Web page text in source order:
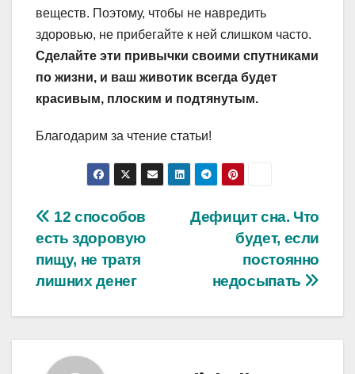
веществ. Поэтому, чтобы не навредить
здоровью, не прибегайте к ней слишком часто.
Сделайте эти привычки своими спутниками
по жизни, и ваш животик всегда будет
красивым, плоским и подтянутым.
Благодарим за чтение статьи!
Навигация
по
записям
Дефицит сна. Что
будет, если
постоянно
недосыпать
12 способов
есть здоровую
пищу, не тратя
лишних денег